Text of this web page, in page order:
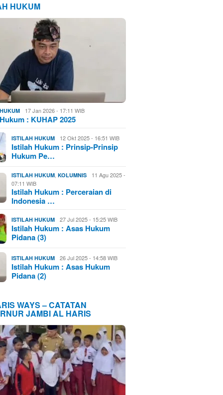
HUKUM
17 Jan 2026 - 17:11 WIB
: KUHAP 2025
ISTILAH HUKUM 12 Okt 2025 - 16:51 WIB
Istilah Hukum : Prinsip-Prinsip
Hukum Pe…
ISTILAH HUKUM ,KOLUMNIS
11 Agu 2025 -
07:11 WIB
Istilah Hukum : Perceraian di
Indonesia …
ISTILAH HUKUM 27 Jul 2025 - 15:25 WIB
Istilah Hukum : Asas Hukum
Pidana (3)
ISTILAH HUKUM 26 Jul 2025 - 14:58 WIB
Istilah Hukum : Asas Hukum
Pidana (2)
WAYS – CATATAN
JAMBI AL HARIS